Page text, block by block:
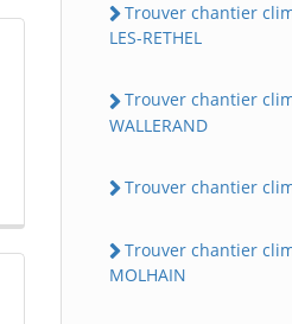
Trouver chantier
LES-RETHEL
Trouver chantier
WALLERAND
Trouver chantier
Trouver chantier
MOLHAIN